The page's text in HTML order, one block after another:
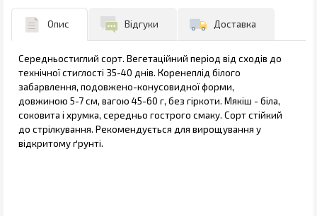
Опис Відгуки Доставка
Середньостиглий сорт. Вегетаційний період від сходів до
технічної стиглості 35-40 днів. Коренеплід білого
забарвлення, подовжено-конусовидної форми,
довжиною 5-7 см, вагою 45-60 г, без гіркоти. Мякіш - біла,
соковита і хрумка, середньо гострого смаку. Сорт стійкий
до стрілкування. Рекомендується для вирощування у
відкритому ґрунті.